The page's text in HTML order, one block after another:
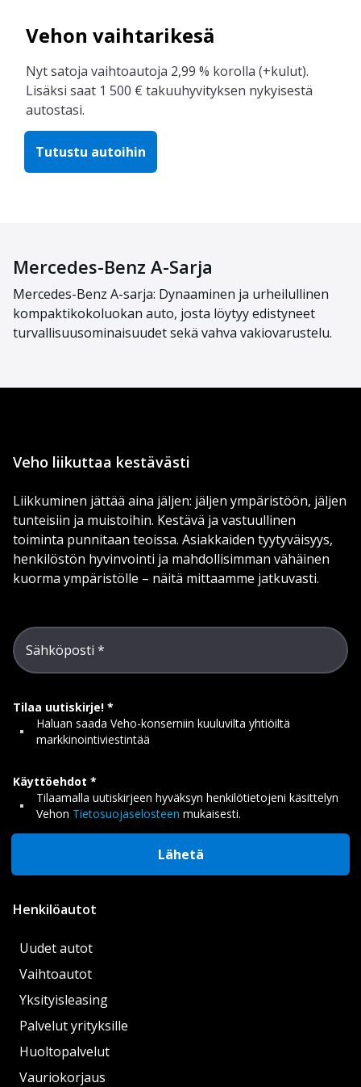
Vehon vaihtarikesä
Nyt satoja vaihtoautoja 2,99 % korolla (+kulut).
Lisäksi saat 1 500 € takuuhyvityksen nykyisestä
autostasi.
Tutustu autoihin
Mercedes-Benz A-Sarja
Mercedes-Benz A-sarja: Dynaaminen ja urheilullinen
kompaktikokoluokan auto, josta löytyy edistyneet
turvallisuusominaisuudet sekä vahva vakiovarustelu.
Veho liikuttaa kestävästi
Liikkuminen jättää aina jäljen: jäljen ympäristöön, jäljen
tunteisiin ja muistoihin. Kestävä ja vastuullinen
toiminta punnitaan teoissa. Asiakkaiden tyytyväisyys,
henkilöstön hyvinvointi ja mahdollisimman vähäinen
kuorma ympäristölle – näitä mittaamme jatkuvasti.
Sähköposti
Tilaa uutiskirje!
Haluan saada Veho-konserniin kuuluvilta yhtiöiltä
markkinointiviestintää
Käyttöehdot
Tilaamalla uutiskirjeen hyväksyn henkilötietojeni käsittelyn
Vehon Tietosuojaselosteen mukaisesti.
Lähetä
Henkilöautot
Uudet autot
Vaihtoautot
Yksityisleasing
Palvelut yrityksille
Huoltopalvelut
Vauriokorjaus